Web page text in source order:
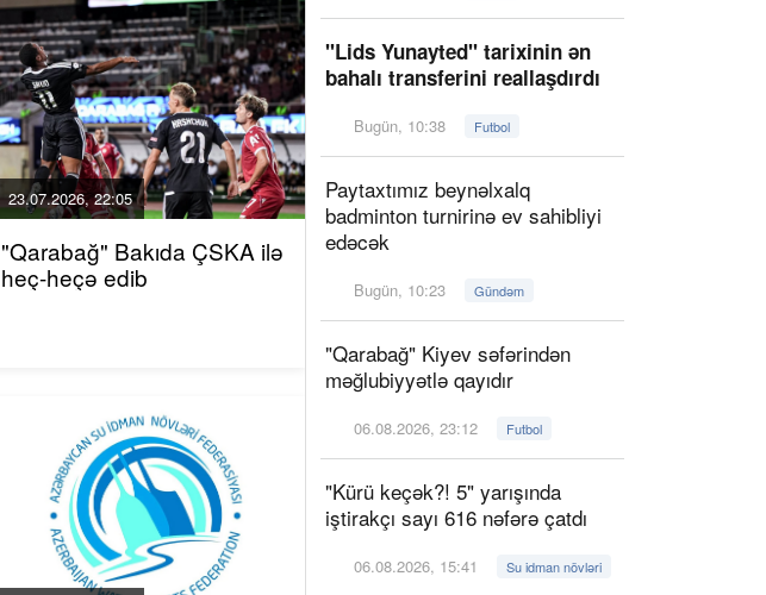
23.07.2026, 22:05
"Qarabağ" Bakıda ÇSKA ilə
heç-heçə edib
"Lids Yunayted" tarixinin ən
bahalı transferini reallaşdırdı
Bugün, 10:38 Futbol
Paytaxtımız beynəlxalq
badminton turnirinə ev sahibliyi
edəcək
Bugün, 10:23 Gündəm
"Qarabağ" Kiyev səfərindən
məğlubiyyətlə qayıdır
06.08.2026, 23:12 Futbol
"Kürü keçək?! 5" yarışında
iştirakçı sayı 616 nəfərə çatdı
06.08.2026, 15:41 Su idman növləri